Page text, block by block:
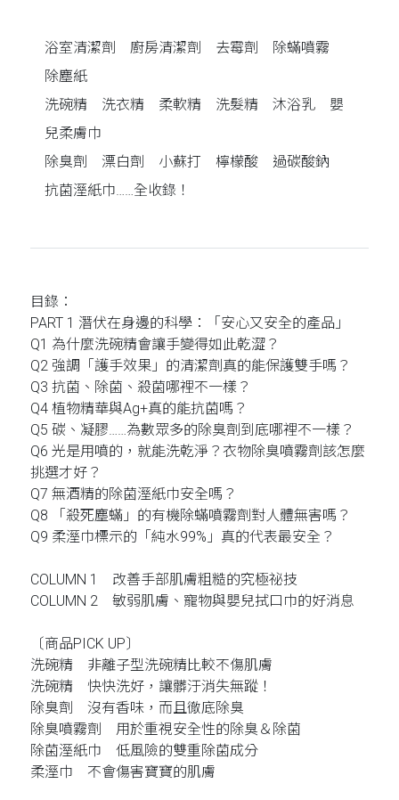
浴室清潔劑 廚房清潔劑 去霉劑 除蟎噴霧
除塵紙
洗碗精 洗衣精 柔軟精 洗髮精 沐浴乳 嬰
兒柔膚巾
除臭劑 漂白劑 小蘇打 檸檬酸 過碳酸鈉
抗菌溼紙巾……全收錄！
目錄：
PART 1 潛伏在身邊的科學：「安心又安全的產品」
Q1 為什麼洗碗精會讓手變得如此乾澀？
Q2 強調「護手效果」的清潔劑真的能保護雙手嗎？
Q3 抗菌、除菌、殺菌哪裡不一樣？
Q4 植物精華與Ag+真的能抗菌嗎？
Q5 碳、凝膠……為數眾多的除臭劑到底哪裡不一樣？
Q6 光是用噴的，就能洗乾淨？衣物除臭噴霧劑該怎麼
挑選才好？
Q7 無酒精的除菌溼紙巾安全嗎？
Q8 「殺死塵蟎」的有機除蟎噴霧劑對人體無害嗎？
Q9 柔溼巾標示的「純水99%」真的代表最安全？
COLUMN 1 改善手部肌膚粗糙的究極祕技
COLUMN 2 敏弱肌膚、寵物與嬰兒拭口巾的好消息
〔商品PICK UP〕
洗碗精 非離子型洗碗精比較不傷肌膚
洗碗精 快快洗好，讓髒汙消失無蹤！
除臭劑 沒有香味，而且徹底除臭
除臭噴霧劑 用於重視安全性的除臭＆除菌
除菌溼紙巾 低風險的雙重除菌成分
柔溼巾 不會傷害寶寶的肌膚